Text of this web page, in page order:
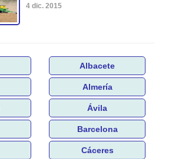
4 dic. 2015
Albacete
Almería
Ávila
Barcelona
Cáceres